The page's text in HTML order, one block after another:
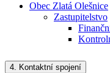
Obec Zlatá Olešnice
Zastupitelstvo
4. Kontaktní spojení